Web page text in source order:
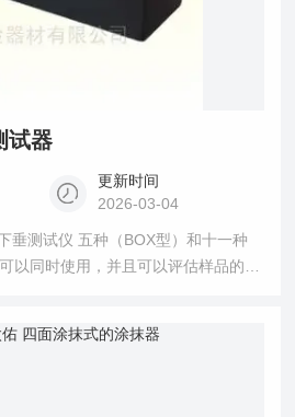
试器
更新时间
2026-03-04
以同时使用，并且可以评估样品的干